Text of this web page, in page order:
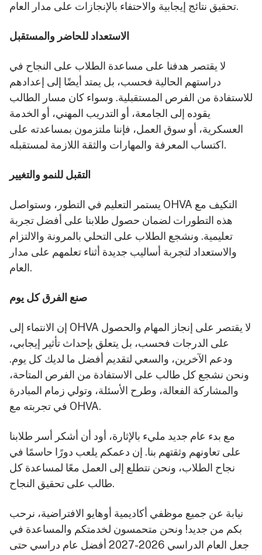
تحقيق نتائج إيجابية والاحتفاء بالإنجازات على مدار العام.
الاستعداد للحاضر والمستقبل
لا يقتصر هدفنا على مساعدة الطلاب على النجاح في
دراستهم الحالية فحسب، بل يمتد أيضًا إلى إعدادهم
للاستفادة من الفرص المستقبلية. وسواء كان مسار الطالب
يقوده إلى الجامعة، أو التدريب المهني، أو الخدمة
العسكرية، أو سوق العمل، فإننا ملتزمون بمساعدته على
اكتساب المعرفة والمهارات والثقة اللازمة لمستقبله.
التقبل للنمو والتغيير
يستمر التعليم في التطور، وستواصل OHVA التكيف مع
هذه التطورات لضمان حصول طلابنا على أفضل تجربة
تعليمية. ونشجع الطلاب على التحلي بالمرونة والالتزام
والاستعداد لتجربة أساليب جديدة أثناء تعلمهم على مدار
العام.
صنع الفرق كل يوم
إن الانتماء إلى OHVA لا يقتصر على إنجاز المهام والحصول
على الدرجات فحسب، بل يتعلق بإحداث تأثير إيجابي،
ودعم الآخرين، والسعي لتقديم أفضل ما لديك كل يوم.
ونحن نشجع كل طالب على الاستفادة من الفرص المتاحة،
والمشاركة الفعالة، وطرح الأسئلة، وتولي زمام المبادرة
في تجربته مع OHVA.
مع بدء عام جديد مليء بالإثارة، أود أن أشكر أسر طلابنا
على تعاونهم وثقتهم بنا. إن دعمكم يلعب دورًا حاسمًا في
نجاح الطلاب، ونحن نتطلع إلى العمل معًا لمساعدة كل
طالب على تحقيق النجاح.
نيابة عن جميع موظفي أكاديمية أوهايو الافتراضية، نرحب
بكم من جديد! ونحن متحمسون لخدمتكم والمساعدة في
جعل العام الدراسي 2026-2027 أفضل عام دراسي حتى